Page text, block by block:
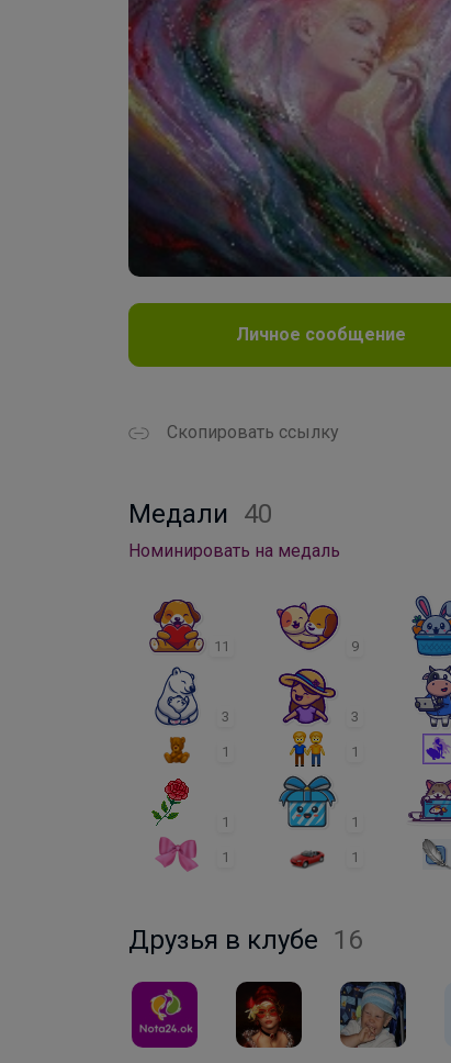
Личное сообщение
Скопировать ссылку
Медали 40
Номинировать на медаль
11 9
3 3
1 1
1 1
1 1
Друзья в клубе 16